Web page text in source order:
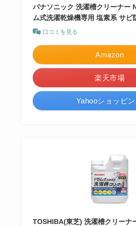
パナソニック 洗濯槽クリーナー
ム式洗濯乾燥機専用 塩素系 サビ
口コミを見る
Amazon
楽天市場
Yahooショッピ
TOSHIBA(東芝) 洗濯槽クリーナ